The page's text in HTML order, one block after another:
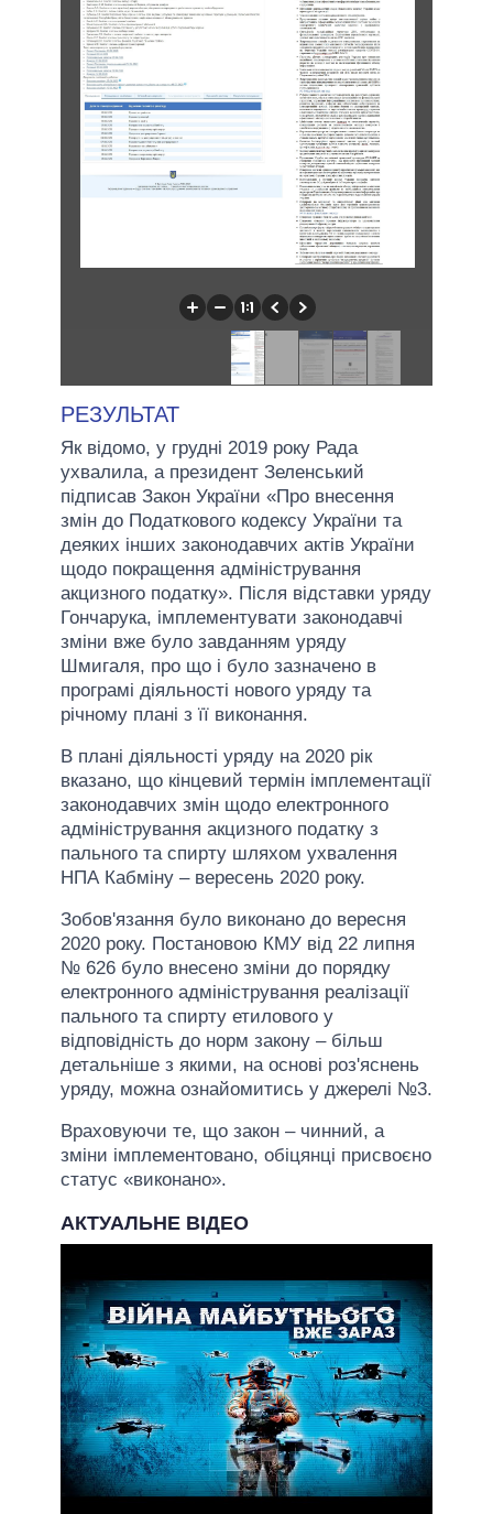
РЕЗУЛЬТАТ
Як відомо, у грудні 2019 року Рада
ухвалила, а президент Зеленський
підписав Закон України «Про внесення
змін до Податкового кодексу України та
деяких інших законодавчих актів України
щодо покращення адміністрування
акцизного податку». Після відставки уряду
Гончарука, імплементувати законодавчі
зміни вже було завданням уряду
Шмигаля, про що і було зазначено в
програмі діяльності нового уряду та
річному плані з її виконання.
В плані діяльності уряду на 2020 рік
вказано, що кінцевий термін імплементації
законодавчих змін щодо електронного
адміністрування акцизного податку з
пального та спирту шляхом ухвалення
НПА Кабміну – вересень 2020 року.
Зобов'язання було виконано до вересня
2020 року. Постановою КМУ від 22 липня
№ 626 було внесено зміни до порядку
електронного адміністрування реалізації
пального та спирту етилового у
відповідність до норм закону – більш
детальніше з якими, на основі роз'яснень
уряду, можна ознайомитись у джерелі №3.
Враховуючи те, що закон – чинний, а
зміни імплементовано, обіцянці присвоєно
статус «виконано».
АКТУАЛЬНЕ ВІДЕО